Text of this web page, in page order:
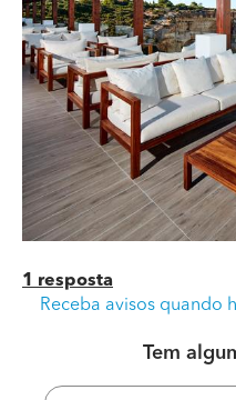
Por favor informar quem
Por favor informar quem
obrigado
1 resposta
Receba avisos quando
Tem